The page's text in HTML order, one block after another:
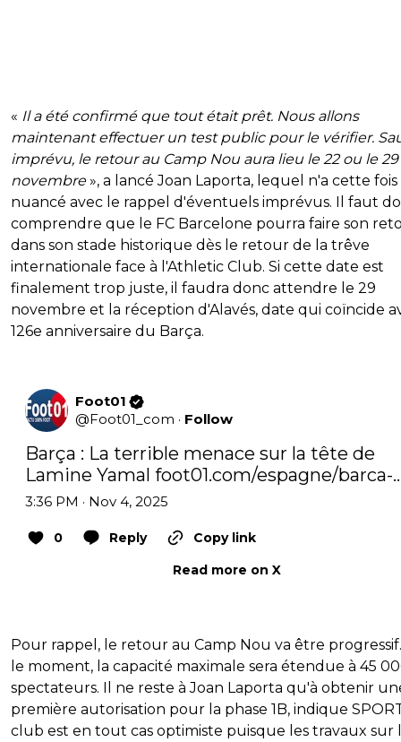
« Il a été confirmé que tout était prêt. Nous allons
maintenant effectuer un test public pour le vérifier.
imprévu, le retour au Camp Nou aura lieu le 22 ou le 29
novembre», a lancé Joan Laporta, lequel n'a cette fois
nuancé avec le rappel d'éventuels imprévus. Il faut
comprendre que le FC Barcelone pourra faire son
dans son stade historique dès le retour de la trêve
internationale face à l'Athletic Club. Si cette date est
finalement trop juste, il faudra donc attendre le 29
novembre et la réception d'Alavés, date qui coïncide
126e anniversaire du Barça.
Foot01
@Foot01_com · Follow
Barça : La terrible menace sur la tête de
Lamine Yamal foot01.com/espagne/barca-
3:36 PM · Nov 4, 2025
0 Reply
Copy link
Read more on X
Pour rappel, le retour au Camp Nou va être
le moment, la capacité maximale sera étendue à 45
spectateurs. Il ne reste à Joan Laporta qu'à obtenir
première autorisation pour la phase 1B, indique
club est en tout cas optimiste puisque les travaux sur